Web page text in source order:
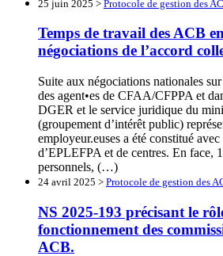
25 juin 2025 > Protocole de gestion des
Temps de travail des ACB
négociations de l’accord
Suite aux négociations nationales
des agent•es de CFAA/CFPPA et
DGER et le service juridique du
(groupement d’intérêt public)
employeur.euses a été constitué
d’EPLEFPA et de centres. En face,
personnels, (…)
24 avril 2025 > Protocole de gestion des
NS 2025-193 précisant le
fonctionnement des
ACB.